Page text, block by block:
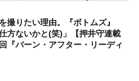
撮りたい理由。『ボトムズ』
方ないかと(笑)」【押井守連載
『バーン・アフター・リーディ